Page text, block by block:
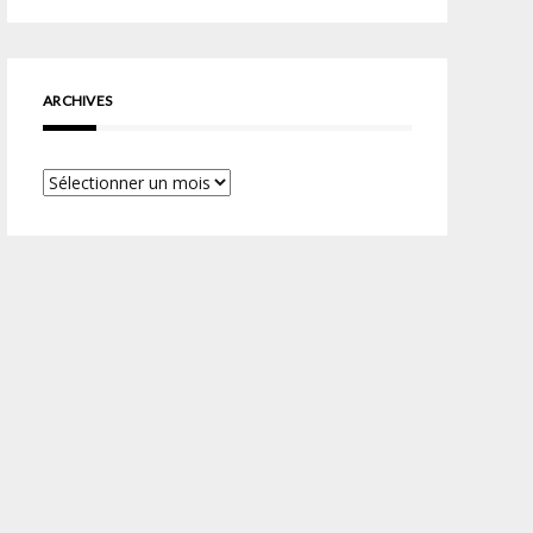
ARCHIVES
Archives